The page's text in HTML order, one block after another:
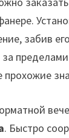
забив
за
прохожие
. Быстро